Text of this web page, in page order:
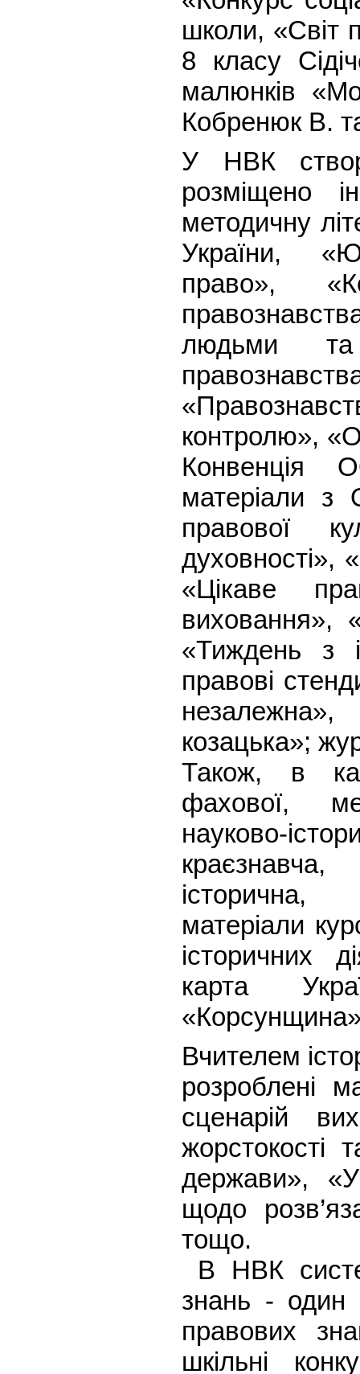
школи, «Світ
8 класу
малюнків
Кобренюк В.
У НВК
розміщено
методичну
України,
право»,
людьми та
контролю»,
Конвенція
матеріали з
правової
духовності»,
«Цікаве
виховання»,
«Тиждень з
правові
незалежна»,
козацька»;
Також, в
фахової,
науково-
історична,
матеріали
історичних
карта
Вчителем
розроблені
сценарій
жорстокості
держави»,
щодо
тощо.
В НВК
знань - один
правових
шкільні